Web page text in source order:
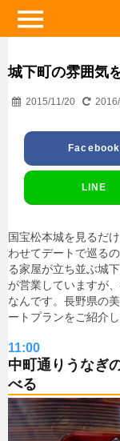
城下町の雰囲気
2015/11/20 2016/
Facebook
LINE
国宝松本城を見るだ
わせてデートで巡る
る家屋が立ち並ぶ城
が営業していますが
なんです。長野県の
ートプランをご紹介し
11:00
中町通りうなぎ
べる